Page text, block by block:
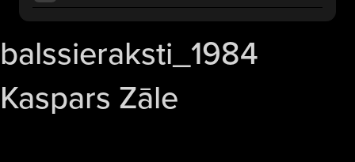
balssieraksti_1984
Kaspars Zāle